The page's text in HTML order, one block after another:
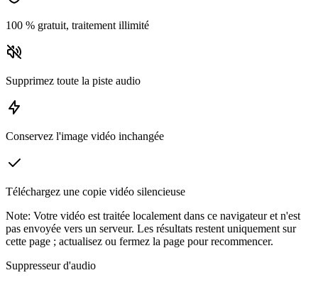
100 % gratuit, traitement illimité
Supprimez toute la piste audio
Conservez l'image vidéo inchangée
Téléchargez une copie vidéo silencieuse
Note: Votre vidéo est traitée localement dans ce navigateur et n'est
pas envoyée vers un serveur. Les résultats restent uniquement sur
cette page ; actualisez ou fermez la page pour recommencer.
Suppresseur d'audio